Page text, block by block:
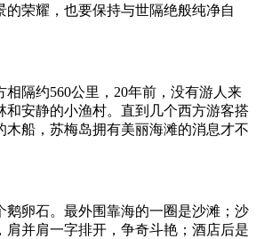
的荣耀，也要保持与世隔绝般纯净自
隔约560公里，20年前，没有游人来
和安静的小渔村。直到几个西方游客搭
木船，苏梅岛拥有美丽海滩的消息才不
卵石。最外围靠海的一圈是沙滩；沙
肩并肩一字排开，争奇斗艳；酒店后是